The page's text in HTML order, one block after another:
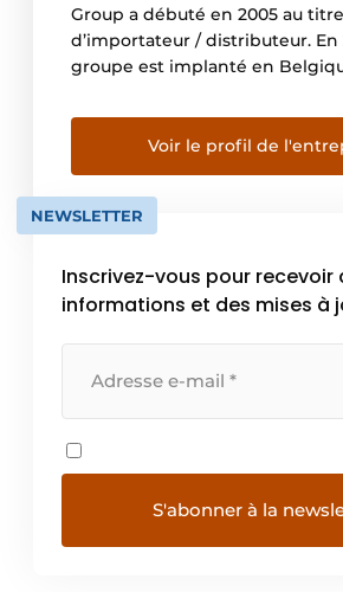
Group a débuté en 2005 au titre
d’importateur / distributeur. En
groupe est implanté en
Ventilair Group est leader du
Belgique concernant les
ventilation résidentiels avec
chaleur (type D) mais
marché en […]
Voir le profil de
NEWSLETTER
Inscrivez-vous pour recevoir
informations et des mises à